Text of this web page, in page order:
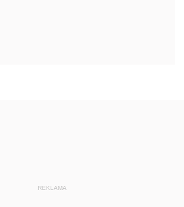
REKLAMA